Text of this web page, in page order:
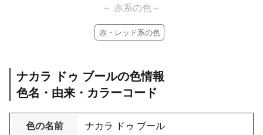
～ 赤系の色～
赤・レッド系の色
ナカラ ドゥ ブールの色情報
色名・由来・カラーコード
色の名前 ナカラ ドゥ ブール